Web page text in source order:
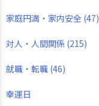
家庭円満・家内安全 (47)
対人・人間関係 (215)
就職・転職 (46)
幸運日